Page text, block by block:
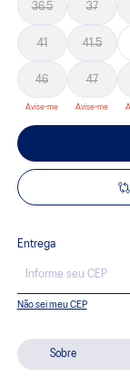
Sobre
36.5 37
41 41.5
46 47
Entrega
Não sei meu CEP